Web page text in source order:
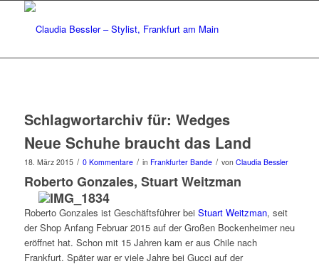
Schlagwortarchiv für: Wedges
Neue Schuhe braucht das Land
18. März 2015 / 0 Kommentare / in Frankfurter Bande / von Claudia Bessler
Roberto Gonzales, Stuart Weitzman
Roberto Gonzales ist Geschäftsführer bei Stuart Weitzman, seit
der Shop Anfang Februar 2015 auf der Großen Bockenheimer neu
eröffnet hat. Schon mit 15 Jahren kam er aus Chile nach
Frankfurt. Später war er viele Jahre bei Gucci auf der